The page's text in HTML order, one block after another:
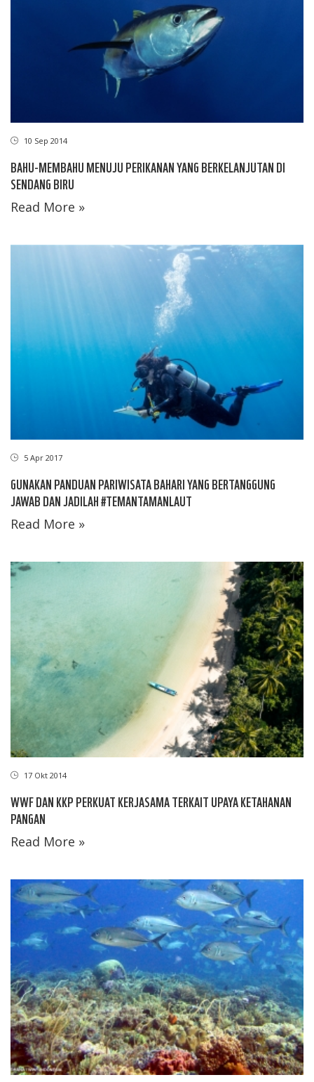
10 Sep 2014
BAHU-MEMBAHU MENUJU PERIKANAN YANG BERKELANJUTAN DI
SENDANG BIRU
Read More »
5 Apr 2017
GUNAKAN PANDUAN PARIWISATA BAHARI YANG BERTANGGUNG
JAWAB DAN JADILAH #TEMANTAMANLAUT
Read More »
17 Okt 2014
WWF DAN KKP PERKUAT KERJASAMA TERKAIT UPAYA KETAHANAN
PANGAN
Read More »